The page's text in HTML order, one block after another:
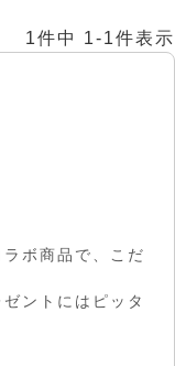
1件中 1-1件表示
ボ商品で、こだ
ントにはピッタ